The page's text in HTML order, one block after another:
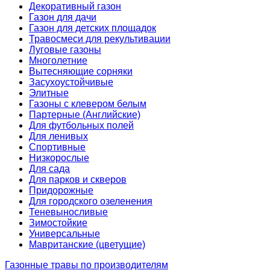
Декоративный газон
Газон для дачи
Газон для детских площадок
Травосмеси для рекультивации
Луговые газоны
Многолетние
Вытесняющие сорняки
Засухоустойчивые
Элитные
Газоны с клевером белым
Партерные (Английские)
Для футбольных полей
Для ленивых
Спортивные
Низкорослые
Для сада
Для парков и скверов
Придорожные
Для городского озеленения
Теневыносливые
Зимостойкие
Универсальные
Мавританские (цветущие)
Газонные травы по производителям